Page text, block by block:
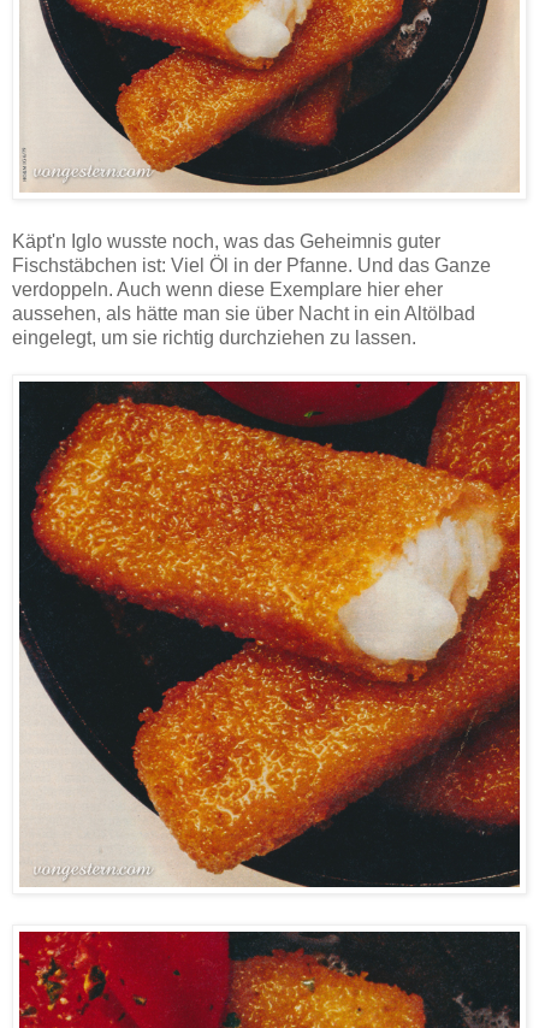
Käpt'n Iglo wusste noch, was das Geheimnis guter
Fischstäbchen ist: Viel Öl in der Pfanne. Und das Ganze
verdoppeln. Auch wenn diese Exemplare hier eher
aussehen, als hätte man sie über Nacht in ein Altölbad
eingelegt, um sie richtig durchziehen zu lassen.